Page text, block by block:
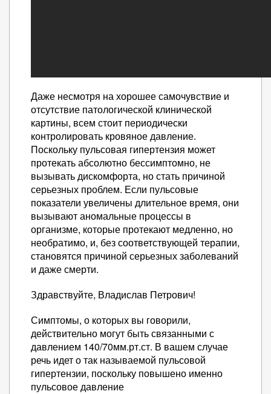
Даже несмотря на хорошее самочувствие и
отсутствие патологической клинической
картины, всем стоит периодически
контролировать кровяное давление.
Поскольку пульсовая гипертензия может
протекать абсолютно бессимптомно, не
вызывать дискомфорта, но стать причиной
серьезных проблем. Если пульсовые
показатели увеличены длительное время, они
вызывают аномальные процессы в
организме, которые протекают медленно, но
необратимо, и, без соответствующей терапии,
становятся причиной серьезных заболеваний
и даже смерти.
Здравствуйте, Владислав Петрович!
Симптомы, о которых вы говорили,
действительно могут быть связанными с
давлением 140/70мм.рт.ст. В вашем случае
речь идет о так называемой пульсовой
гипертензии, поскольку повышено именно
пульсовое давление